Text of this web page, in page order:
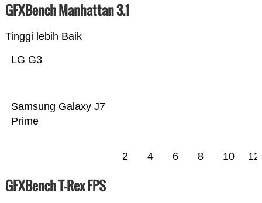
GFXBench Manhattan 3.1
Tinggi lebih Baik
Samsung Galaxy J7
Prime
LG G3
2 4 6 8 10 12
GFXBench T-Rex FPS